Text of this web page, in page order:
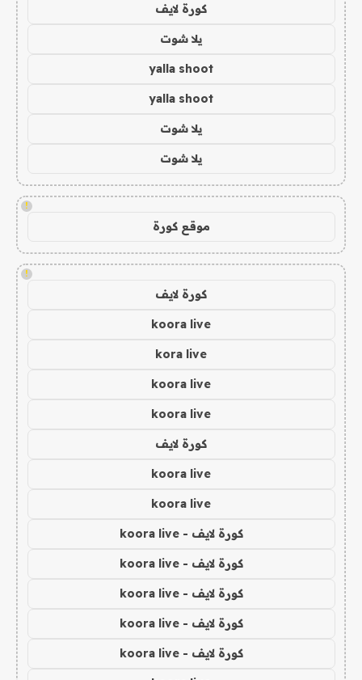
كورة لايف
يلا شوت
yalla shoot
yalla shoot
يلا شوت
يلا شوت
!
موقع كورة
!
كورة لايف
koora live
kora live
koora live
koora live
كورة لايف
koora live
koora live
كورة لايف - koora live
كورة لايف - koora live
كورة لايف - koora live
كورة لايف - koora live
كورة لايف - koora live